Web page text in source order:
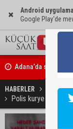
Android
Google Play'de
Adana’da sıcağın
Yeni Parti'de
HABERLER YAŞAM
Polis kurye olup